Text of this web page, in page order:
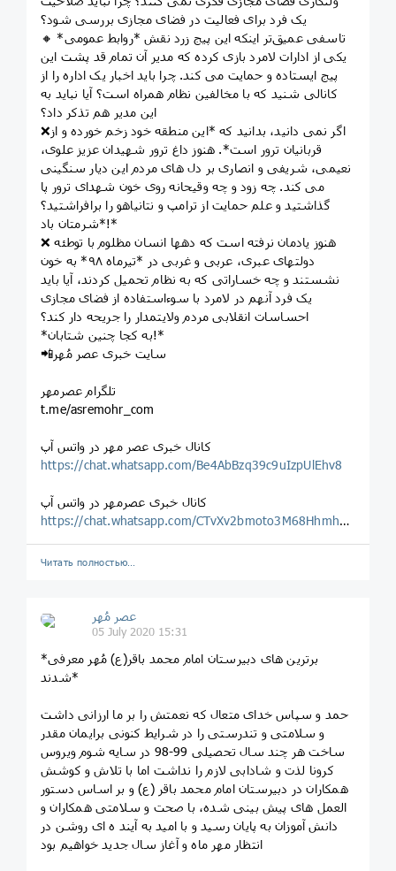
یک فرد برای فعالیت در فضای مجازی بررسی شود؟
🔸 تاسفی عمیق‌تر اینکه این پیج زرد نقش *روابط عمومی*
یکی از ادارات لامرد بازی کرده که مدیر آن تمام قد پشت این
پیج ایستاده و حمایت می کند. چرا باید اخبار یک اداره را از
کانالی شنید که با مخالفین نظام همراه است؟ آیا نباید به
این مدیر هم تذکر داد؟
❌اگر نمی دانید، بدانید که *این منطقه خود زخم خورده و از
قربانیان ترور است*. هنوز داغ ترور شهیدان عزیز علوی،
نعیمی، شریفی و انصاری بر دل های مردم این دیار سنگینی
می کند. چه زود و چه وقیحانه روی خون شهدای ترور پا
گذاشتید و علم حمایت از ترامپ و نتانیاهو را برافراشتید؟
*شرمتان باد!*
❌ هنوز یادمان نرفته است که دهها انسان مظلوم با توطئه
دولتهای عبری، عربی و غربی در *تیرماه ۹۸* به خون
نشستند و چه خساراتی که به نظام تحمیل کردند، آیا باید
یک فرد آنهم در لامرد با سوءاستفاده از فضای مجازی
احساسات انقلابی مردم ولایتمدار را جریحه دار کند؟
*به کجا چنین شتابان!*
📲سایت خبری عصر مُهر
تلگرام عصرمهر
t.me/asremohr_com
کانال خبری عصر مهر در واتس آپ
https://chat.whatsapp.com/Be4AbBzq39c9uIzpUlEhv8
کانال خبری عصرمهر در واتس آپ
https://chat.whatsapp.com/CTvXv2bmoto3M68Hhmhgrh
Читать полностью…
عصر مُهر
05 July 2020 15:31
*برترین های دبیرستان امام محمد باقر(ع) مُهر معرفی
شدند*
حمد و سپاس خدای متعال که نعمتش را بر ما ارزانی داشت
و سلامتی و تندرستی را در شرایط کنونی برایمان مقدر
ساخت هر چند سال تحصیلی 99-98 در سایه شوم ویروس
کرونا لذت و شادابی لازم را نداشت اما با تلاش و کوشش
همکاران در دبیرستان امام محمد باقر (ع) و بر اساس دستور
العمل های پیش بینی شده، با صحت و سلامتی همکاران و
دانش آموزان به پایان رسید و با امید به آیند ه ای روشن در
انتظار مهر ماه و آغاز سال جدید خواهیم بود